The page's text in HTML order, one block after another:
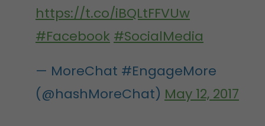
https://t.co/iBQLtFFVUw
#Facebook #SocialMedia
— MoreChat #EngageMore
(@hashMoreChat) May 12, 2017